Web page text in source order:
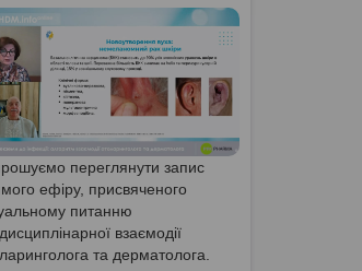
переглянути запис
ефіру, присвяченого
питанню
взаємодії
та дерматолога.